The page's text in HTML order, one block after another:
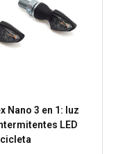
Nano 3 en 1: luz
LED